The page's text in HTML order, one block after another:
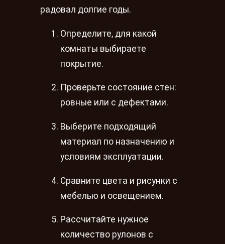
радовал долгие годы.
Определите, для какой
комнаты выбираете
покрытие.
Проверьте состояние стен:
ровные или с дефектами.
Выберите подходящий
материал по назначению и
условиям эксплуатации.
Сравните цвета и рисунки с
мебелью и освещением.
Рассчитайте нужное
количество рулонов с